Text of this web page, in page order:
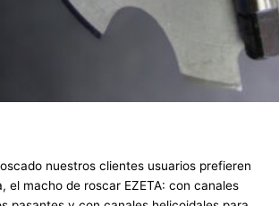
nuestros clientes usuarios prefieren
el macho de roscar EZETA: con canales